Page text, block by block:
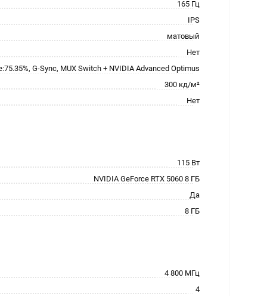
165 Гц
IPS
матовый
Нет
G-Sync, MUX Switch + NVIDIA Advanced Optimus
300 кд/м²
Нет
115 Вт
NVIDIA GeForce RTX 5060 8 ГБ
Да
8 ГБ
4 800 МГц
4